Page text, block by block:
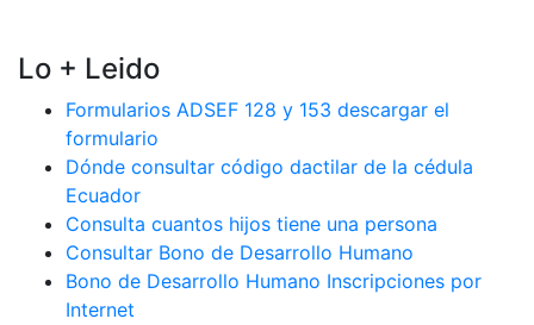
Lo + Leido
Formularios ADSEF 128 y 153 descargar el
formulario
Dónde consultar código dactilar de la cédula
Ecuador
Consulta cuantos hijos tiene una persona
Consultar Bono de Desarrollo Humano
Bono de Desarrollo Humano Inscripciones por
Internet